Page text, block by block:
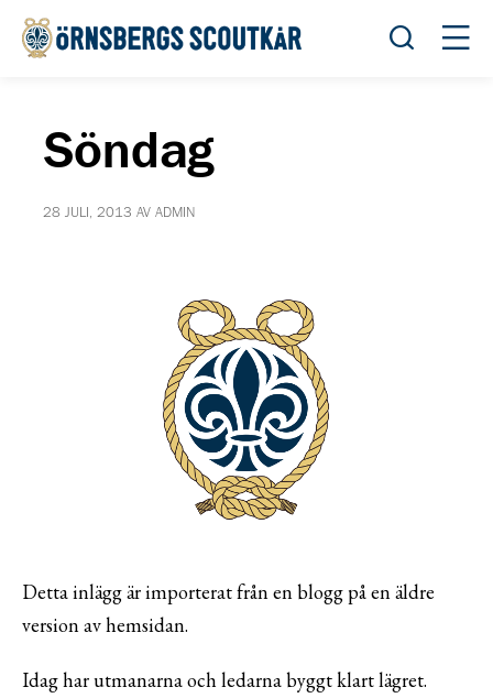
Öppna
Söndag
28 JULI, 2013 AV ADMIN
Detta inlägg är importerat från en blogg på en äldre
version av hemsidan.
Idag har utmanarna och ledarna byggt klart lägret.